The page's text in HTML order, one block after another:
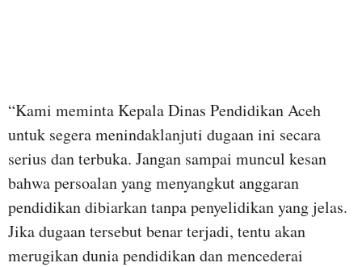
“Kami meminta Kepala Dinas Pendidikan Aceh
untuk segera menindaklanjuti dugaan ini secara
serius dan terbuka. Jangan sampai muncul kesan
bahwa persoalan yang menyangkut anggaran
pendidikan dibiarkan tanpa penyelidikan yang jelas.
Jika dugaan tersebut benar terjadi, tentu akan
merugikan dunia pendidikan dan mencederai